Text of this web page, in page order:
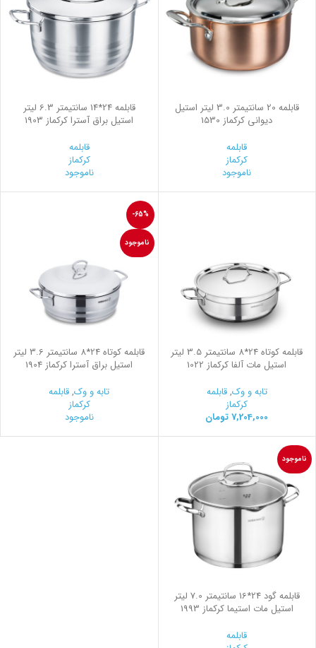
قابلمه 20 سانتیمتر 3.0 لیتر استیل
ديواني کرکماز 1530
قابلمه
کرکماز
ناموجود
قابلمه 24*14 سانتیمتر 6.3 لیتر
استیل براق آسترا کرکماز 1903
قابلمه
کرکماز
ناموجود
قابلمه کوتاه 24*8 سانتیمتر 3.5 لیتر
استیل مات آلفا کرکماز 1022
تابه و وک,قابلمه
کرکماز
7,204,000 تومان
-65%
ناموجود
قابلمه کوتاه 24*8 سانتیمتر 3.6 لیتر
استیل براق آسترا کرکماز 1904
تابه و وک,قابلمه
کرکماز
ناموجود
ناموجود
قابلمه گود 24*16 سانتیمتر 7.0 لیتر
استیل مات استیما کرکماز 1993
قابلمه